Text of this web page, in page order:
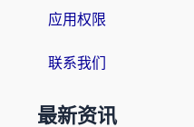
应用权限
联系我们
最新资讯